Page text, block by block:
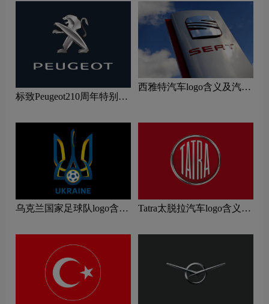
标致Peugeot210周年特别版
西雅特汽车logo含义及汽车
乌克兰国家足球队logo含义
Tatra太脱拉汽车logo含义及